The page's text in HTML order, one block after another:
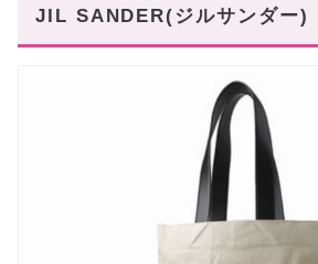
JIL SANDER(ジルサンダー)